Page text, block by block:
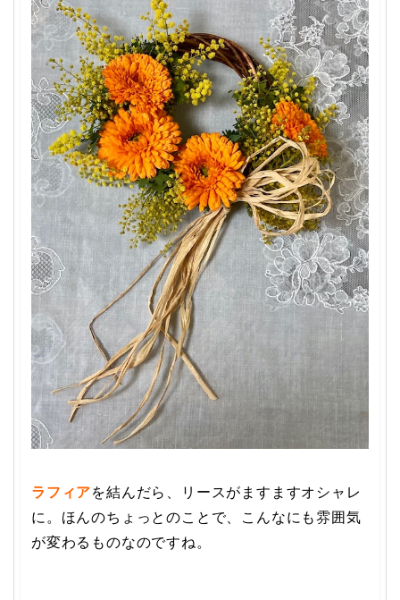
ラフィアを結んだら、リースがますますオシャレ
に。ほんのちょっとのことで、こんなにも雰囲気
が変わるものなのですね。